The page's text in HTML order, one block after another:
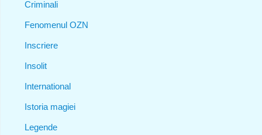
Criminali
Fenomenul OZN
Inscriere
Insolit
International
Istoria magiei
Legende